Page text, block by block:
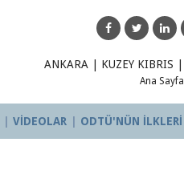
ANKARA KUZEY KIBRIS
Ana Sayfa
VİDEOLAR ODTÜ'NÜN İLKLERİ